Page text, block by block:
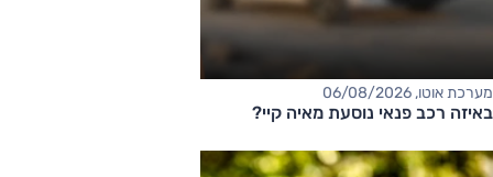
מערכת אוטו, 06/08/2026
באיזה רכב פנאי נוסעת מאיה קיי?